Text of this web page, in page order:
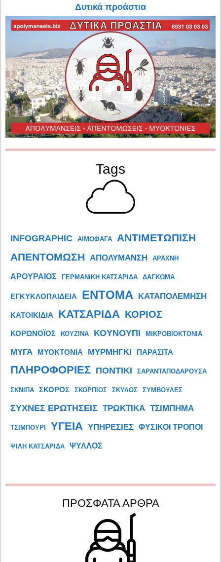
Δυτικά προάστια
Tags
INFOGRAPHIC ΑΙΜΟΦΑΓΑ
ΑΝΤΙΜΕΤΩΠΙΣΗ
ΑΠΕΝΤΟΜΩΣΗ ΑΠΟΛΥΜΑΝΣΗ ΑΡΑΧΝΗ
ΑΡΟΥΡΑΙΟΣ ΓΕΡΜΑΝΙΚΗ ΚΑΤΣΑΡΙΔΑ ΔΑΓΚΩΜΑ
ΕΓΚΥΚΛΟΠΑΙΔΕΙΑ ΕΝΤΟΜΑ ΚΑΤΑΠΟΛΕΜΗΣΗ
ΚΑΤΟΙΚΙΔΙΑ ΚΑΤΣΑΡΙΔΑ ΚΟΡΙΟΣ
ΚΟΡΩΝΟΪΟΣ ΚΟΥΖΙΝΑ ΚΟΥΝΟΥΠΙ ΜΙΚΡΟΒΙΟΚΤΟΝΙΑ
ΜΥΓΑ ΜΥΟΚΤΟΝΙΑ ΜΥΡΜΗΓΚΙ ΠΑΡΑΣΙΤΑ
ΠΛΗΡΟΦΟΡΙΕΣ ΠΟΝΤΙΚΙ ΣΑΡΑΝΤΑΠΟΔΑΡΟΥΣΑ
ΣΚΝΙΠΑ ΣΚΟΡΟΣ ΣΚΟΡΠΙΟΣ ΣΚΥΛΟΣ ΣΥΜΒΟΥΛΕΣ
ΣΥΧΝΕΣ ΕΡΩΤΗΣΕΙΣ ΤΡΩΚΤΙΚΑ ΤΣΙΜΠΗΜΑ
ΤΣΙΜΠΟΥΡΙ ΥΓΕΙΑ ΥΠΗΡΕΣΙΕΣ ΦΥΣΙΚΟΙ ΤΡΟΠΟΙ
ΨΙΛΗ ΚΑΤΣΑΡΙΔΑ ΨΥΛΛΟΣ
ΠΡΟΣΦΑΤΑ ΑΡΘΡΑ